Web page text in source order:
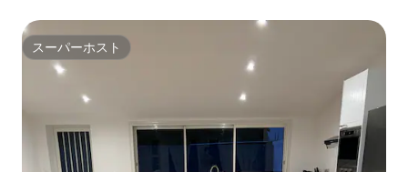
スーパーホスト
スーパーホスト